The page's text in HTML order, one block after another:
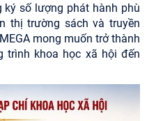
ký số lượng phát hành phù
thị trường sách và truyền
mong muốn trở thành
trình khoa học xã hội đến